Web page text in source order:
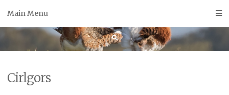
Main Menu
Cirlgors